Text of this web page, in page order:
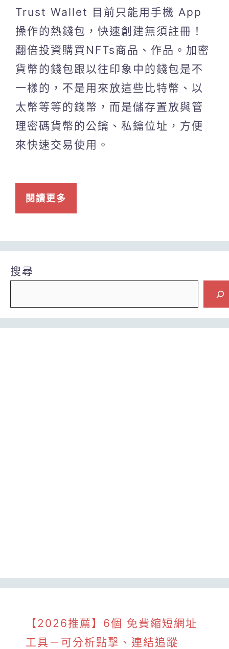
Trust Wallet 目前只能用手機 App
操作的熱錢包，快速創建無須註冊！
翻倍投資購買NFTs商品、作品。加密
貨幣的錢包跟以往印象中的錢包是不
一樣的，不是用來放這些比特幣、以
太幣等等的錢幣，而是儲存置放與管
理密碼貨幣的公鑰、私鑰位址，方便
來快速交易使用。
閱讀更多
搜尋
【2026推薦】6個 免費縮短網址
工具－可分析點擊、連結追蹤